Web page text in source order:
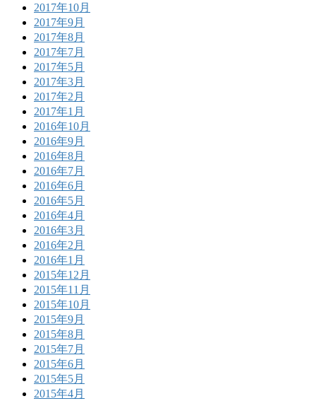
2017年10月
2017年9月
2017年8月
2017年7月
2017年5月
2017年3月
2017年2月
2017年1月
2016年10月
2016年9月
2016年8月
2016年7月
2016年6月
2016年5月
2016年4月
2016年3月
2016年2月
2016年1月
2015年12月
2015年11月
2015年10月
2015年9月
2015年8月
2015年7月
2015年6月
2015年5月
2015年4月